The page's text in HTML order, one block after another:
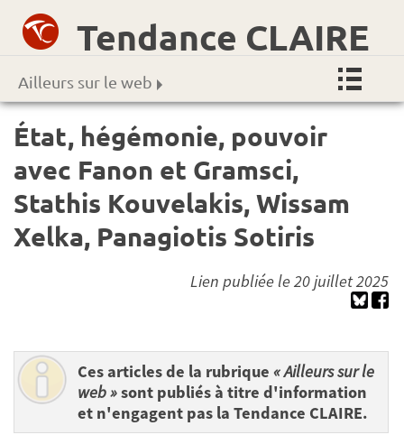
Tendance CLAIRE
Ailleurs sur le web
État, hégémonie, pouvoir
avec Fanon et Gramsci,
Stathis Kouvelakis, Wissam
Xelka, Panagiotis Sotiris
Lien publiée le 20 juillet 2025
Ces articles de la rubrique « Ailleurs sur le
web »sont publiés à titre d'information
et n'engagent pas la Tendance CLAIRE.